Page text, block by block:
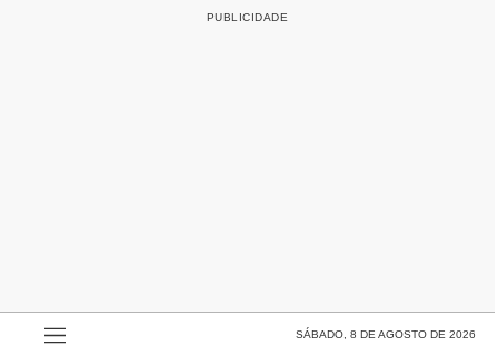
SÁBADO, 8 DE AGOSTO DE 2026